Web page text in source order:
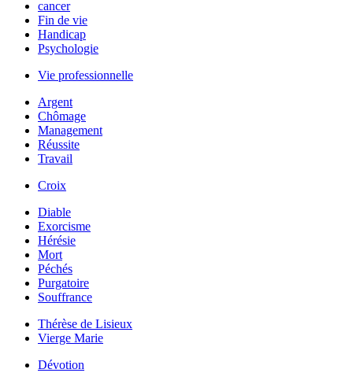
cancer
Fin de vie
Handicap
Psychologie
Vie professionnelle
Argent
Chômage
Management
Réussite
Travail
Croix
Diable
Exorcisme
Hérésie
Mort
Péchés
Purgatoire
Souffrance
Thérèse de Lisieux
Vierge Marie
Dévotion